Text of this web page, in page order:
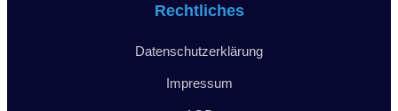
Rechtliches
Datenschutzerklärung
Impressum